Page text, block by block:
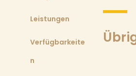
Leistungen
Verfügbarkeite
n